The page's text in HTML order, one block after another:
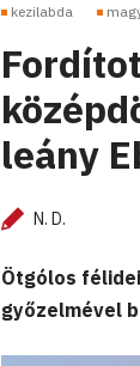
kezilabda
leány
N. D.
Ötgólos
győzelmével